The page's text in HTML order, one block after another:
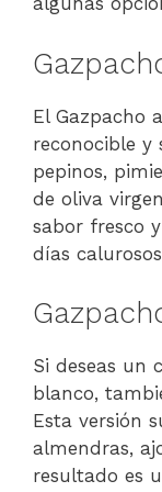
El Gazpacho
reconocible y
pepinos,
de oliva
sabor fresco
días
Si deseas un
blanco,
Esta versión
almendras,
resultado es